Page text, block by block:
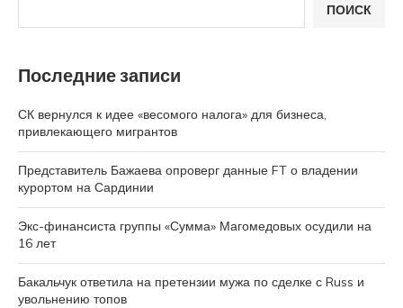
ПОИСК
Последние записи
СК вернулся к идее «весомого налога» для бизнеса,
привлекающего мигрантов
Представитель Бажаева опроверг данные FT о владении
курортом на Сардинии
Экс-финансиста группы «Сумма» Магомедовых осудили на
16 лет
Бакальчук ответила на претензии мужа по сделке с Russ и
увольнению топов